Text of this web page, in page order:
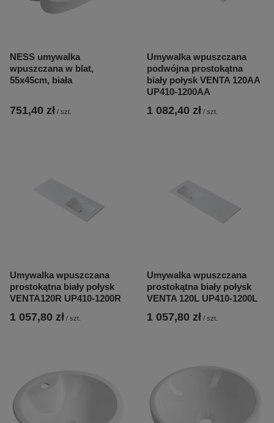
NESS umywalka
wpuszczana w blat,
55x45cm, biała
751,40 zł / szt.
Umywalka wpuszczana
podwójna prostokątna
biały połysk VENTA 120AA
UP410-1200AA
1 082,40 zł / szt.
Umywalka wpuszczana
prostokątna biały połysk
VENTA120R UP410-1200R
1 057,80 zł / szt.
Umywalka wpuszczana
prostokątna biały połysk
VENTA 120L UP410-1200L
1 057,80 zł / szt.